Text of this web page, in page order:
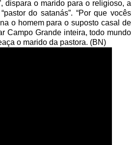
dispara o marido para o religioso, a
do satanás”. “Por que vocês
o homem para o suposto casal de
Campo Grande inteira, todo mundo
o marido da pastora. (BN)